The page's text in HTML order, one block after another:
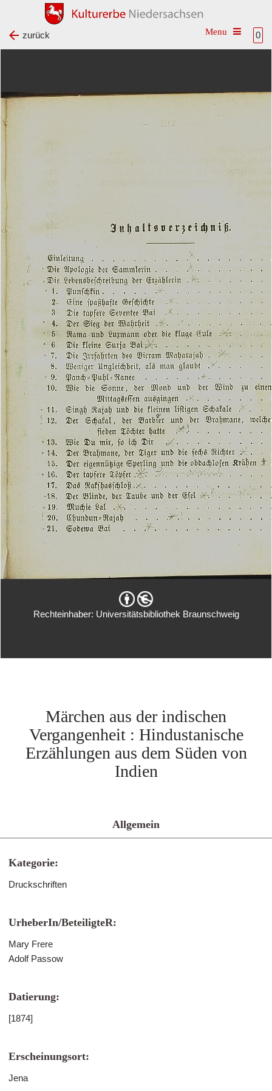
0
Toggle
zurück
Rechteinhaber: Universitätsbibliothek Braunschweig
Märchen aus der indischen
Vergangenheit : Hindustanische
Erzählungen aus dem Süden von
Indien
Allgemein
Kategorie:
Druckschriften
UrheberIn/BeteiligteR:
Mary Frere
Adolf Passow
Datierung:
[1874]
Erscheinungsort:
Jena